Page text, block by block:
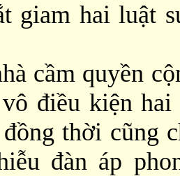
giam hai luật
cầm quyền
điều kiện
thời cũng
đàn áp